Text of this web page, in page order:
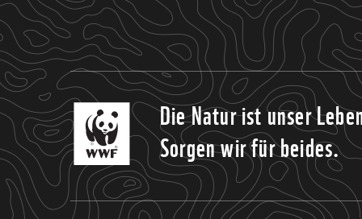
Die Natur ist unser
Sorgen wir für beides.